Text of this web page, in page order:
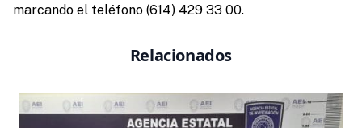
marcando el teléfono (614) 429 33 00.
Relacionados